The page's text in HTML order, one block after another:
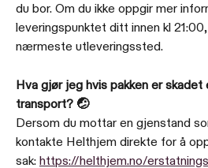
du bor. Om du ikke oppgir mer
leveringspunktet ditt innen kl
nærmeste utleveringssted.
Hva gjør jeg hvis pakken er
transport? 🤕
Dersom du mottar en gjenstand
kontakte Helthjem direkte for å
sak: https://helthjem.no/